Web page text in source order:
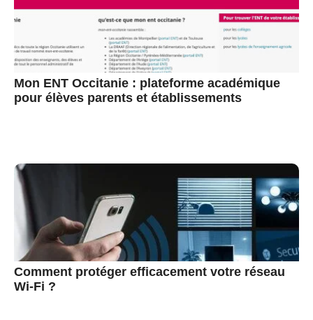
Mon ENT Occitanie : plateforme académique
pour élèves parents et établissements
Comment protéger efficacement votre réseau
Wi-Fi ?